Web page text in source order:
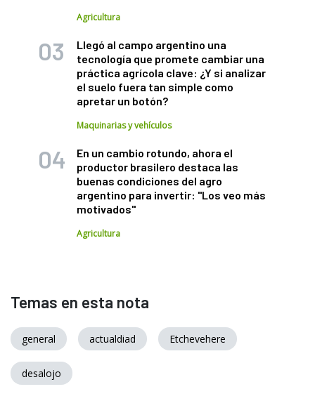
Agricultura
Llegó al campo argentino una
tecnología que promete cambiar una
práctica agrícola clave: ¿Y si analizar
el suelo fuera tan simple como
apretar un botón?
Maquinarias y vehículos
En un cambio rotundo, ahora el
productor brasilero destaca las
buenas condiciones del agro
argentino para invertir: "Los veo más
motivados"
Agricultura
Temas en esta nota
general actualdiad Etchevehere
desalojo